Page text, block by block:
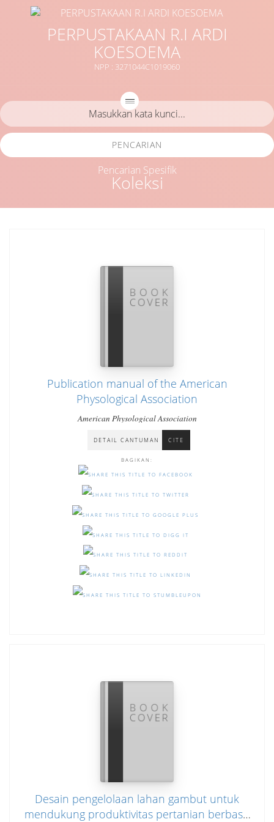
PERPUSTAKAAN R.I ARDI
KOESOEMA
NPP : 3271044C1019060
Koleksi
PENCARIAN
Pencarian Spesifik
Publication manual of the American
Physological Association
American Physological Association
DETAIL CANTUMAN CITE
BAGIKAN:
Desain pengelolaan lahan gambut untuk
mendukung produktivitas pertanian berbasis